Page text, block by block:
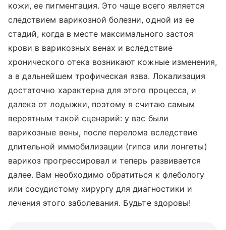
кожи, ее пигментация. Это чаще всего является
следствием варикозной болезни, одной из ее
стадий, когда в месте максимального застоя
крови в варикозных венах и вследствие
хронического отека возникают кожные изменения,
а в дальнейшем трофическая язва. Локализация
достаточно характерна для этого процесса, и
далека от лодыжки, поэтому я считаю самым
вероятным такой сценарий: у вас были
варикозные вены, после перелома вследствие
длительной иммобилизации (гипса или лонгеты)
варикоз прогрессировал и теперь развивается
далее. Вам необходимо обратиться к флебологу
или сосудистому хирургу для диагностики и
лечения этого заболевания. Будьте здоровы!